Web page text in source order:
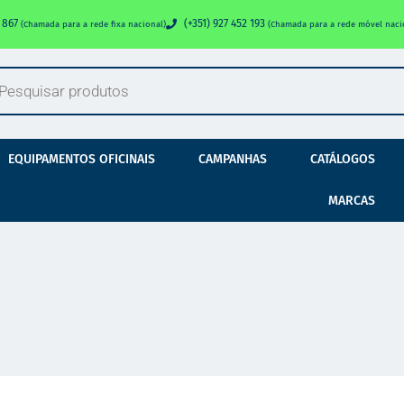
867 (Chamada para a rede fixa nacional) (+351) 927 452 193 (Chamada para a rede móvel
EQUIPAMENTOS OFICINAIS CAMPANHAS CATÁLOGOS
MARCAS